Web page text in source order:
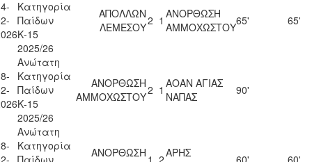
Κατηγορία
Παίδων
Κ-15
2025/26
ΑΠΟΛΛΩΝ
ΛΕΜΕΣΟΥ2 1 ΑΝΟΡΘΩΣΗ
ΑΜΜΟΧΩΣΤΟΥ65' 65'
Ανώτατη
Κατηγορία
Παίδων
Κ-15
2025/26
ΑΝΟΡΘΩΣΗ
ΑΜΜΟΧΩΣΤΟΥ2 1 ΑΟΑΝ ΑΓΙΑΣ
ΝΑΠΑΣ
90'
Ανώτατη
Κατηγορία
ΑΝΟΡΘΩΣΗ
ΑΡΗΣ